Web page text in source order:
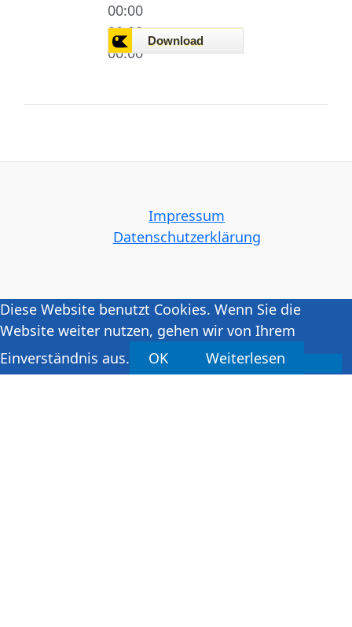
00:00
00:00
00:00
Impressum
Datenschutzerklärung
Diese Website benutzt Cookies. Wenn Sie die
Website weiter nutzen, gehen wir von Ihrem
Einverständnis aus.
OK Weiterlesen